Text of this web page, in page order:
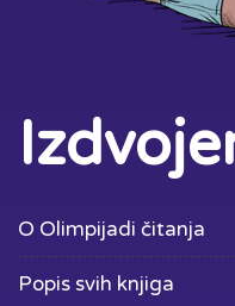
O Olimpijadi čitanja
Popis svih knjiga